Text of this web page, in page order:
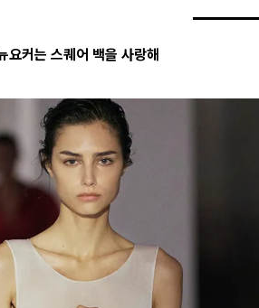
요커는 스퀘어 백을 사랑해